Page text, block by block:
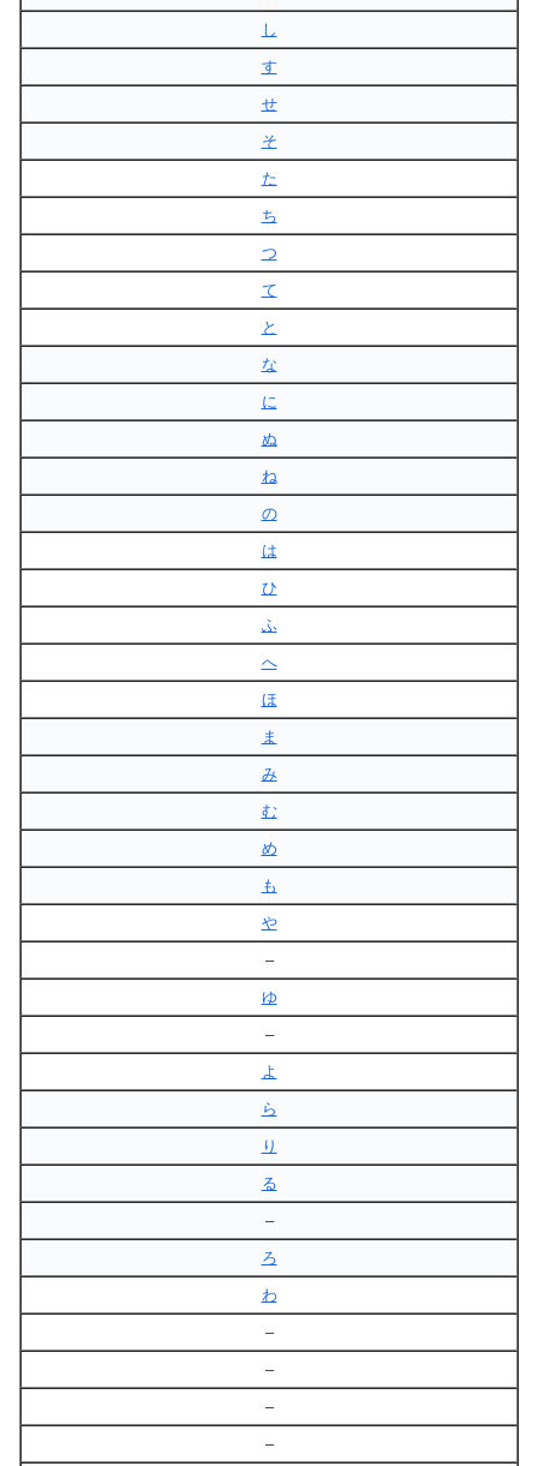
し
す
せ
そ
た
ち
つ
て
と
な
に
ぬ
ね
の
は
ひ
ふ
へ
ほ
ま
み
む
め
も
や
–
ゆ
–
よ
ら
り
る
–
ろ
わ
–
–
–
–